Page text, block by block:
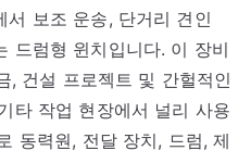
서 보조 운송, 단거리 견인
드럼형 윈치입니다. 이 장비
, 건설 프로젝트 및 간헐적인
타 작업 현장에서 널리 사용
동력원, 전달 장치, 드럼, 제